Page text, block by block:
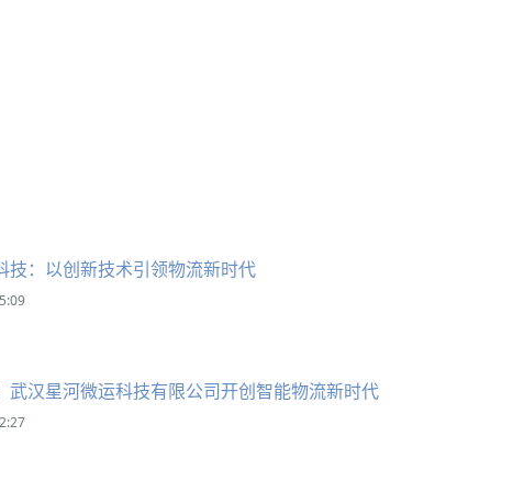
技：以创新技术引领物流新时代
武汉星河微运科技有限公司开创智能物流新时代